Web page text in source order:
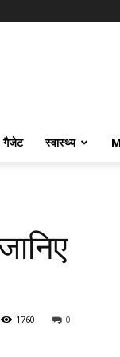
गैजेट स्वास्थ्य
0
1760